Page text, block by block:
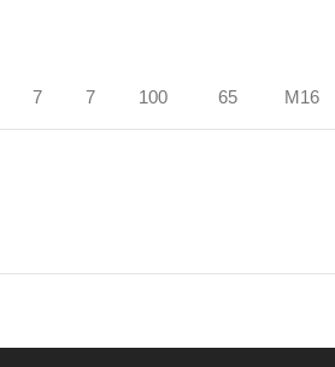
7 7 100 65 M16